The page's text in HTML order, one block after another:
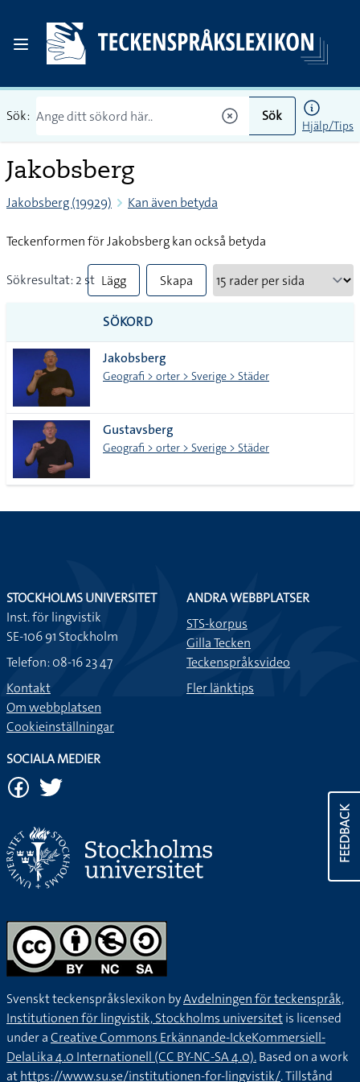
Sök: Sök
Hjälp/Tips
Jakobsberg
Jakobsberg (19929) Kan även betyda
Teckenformen för Jakobsberg kan också betyda
Sökresultat: 2 st Lägg
till
alla i
lista
Skapa
SÖKORD
Jakobsberg
Geografi > orter > Sverige > Städer
Gustavsberg
Geografi > orter > Sverige > Städer
FEEDBACK
STOCKHOLMS UNIVERSITET
Inst. för lingvistik
SE-106 91 Stockholm
Telefon: 08-16 23 47
Kontakt
Om webbplatsen
Cookieinställningar
ANDRA WEBBPLATSER
STS-korpus
Gilla Tecken
Teckenspråksvideo
Fler länktips
SOCIALA MEDIER
Svenskt teckenspråkslexikon byAvdelningen för teckenspråk,
Institutionen för lingvistik, Stockholms universitetis licensed
under aCreative Commons Erkännande-IckeKommersiell-
DelaLika 4.0 Internationell (CC BY-NC-SA 4.0).Based on a work
athttps://www.su.se/institutionen-for-lingvistik/. Tillstånd